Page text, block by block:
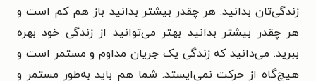
زندگی‌تان بدانید. هر چقدر بیشتر بدانید باز هم کم است و
هر چقدر بیشتر بدانید بهتر می‌توانید از زندگی خود بهره
ببرید. می‌دانید که زندگی یک جریان مداوم و مستمر است و
هیچ‌گاه از حرکت نمی‌ایستد. شما هم باید به‌طور مستمر و